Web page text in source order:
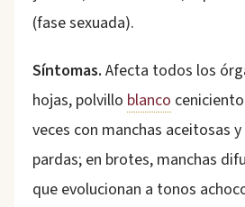
(fase sexuada).
Síntomas. Afecta todos los
hojas, polvillo blanco
veces con manchas aceitosas
pardas; en brotes, manchas
que evolucionan a tonos